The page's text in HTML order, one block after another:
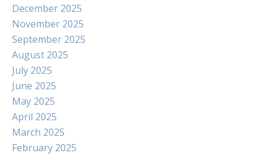
December 2025
November 2025
September 2025
August 2025
July 2025
June 2025
May 2025
April 2025
March 2025
February 2025